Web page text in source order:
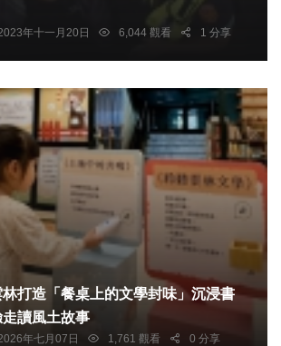
年十一月20日 6,044 觀看 1 分享
打造「餐桌上的文學封味」沉浸書
讀風土故事
年七月07日 1,761 觀看 0 分享